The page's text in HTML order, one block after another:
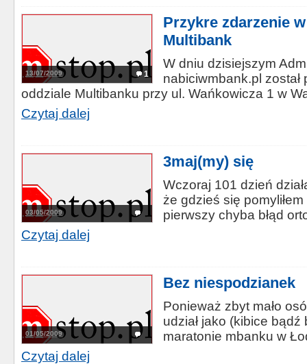
1
13/07/2009
Przykre zdarzenie
Multibank
W dniu dzisiejszym
nabiciwmbank.pl
oddziale Multibanku przy ul. Wańkowicza 1 w
Czytaj dalej
03/05/2009
3maj(my) się
Wczoraj 101 dzień
że gdzieś się
pierwszy chyba błąd
Czytaj dalej
01/05/2009
Bez niespodzianek
Ponieważ zbyt mało
udział jako (kibice
maratonie mbanku w
Czytaj dalej